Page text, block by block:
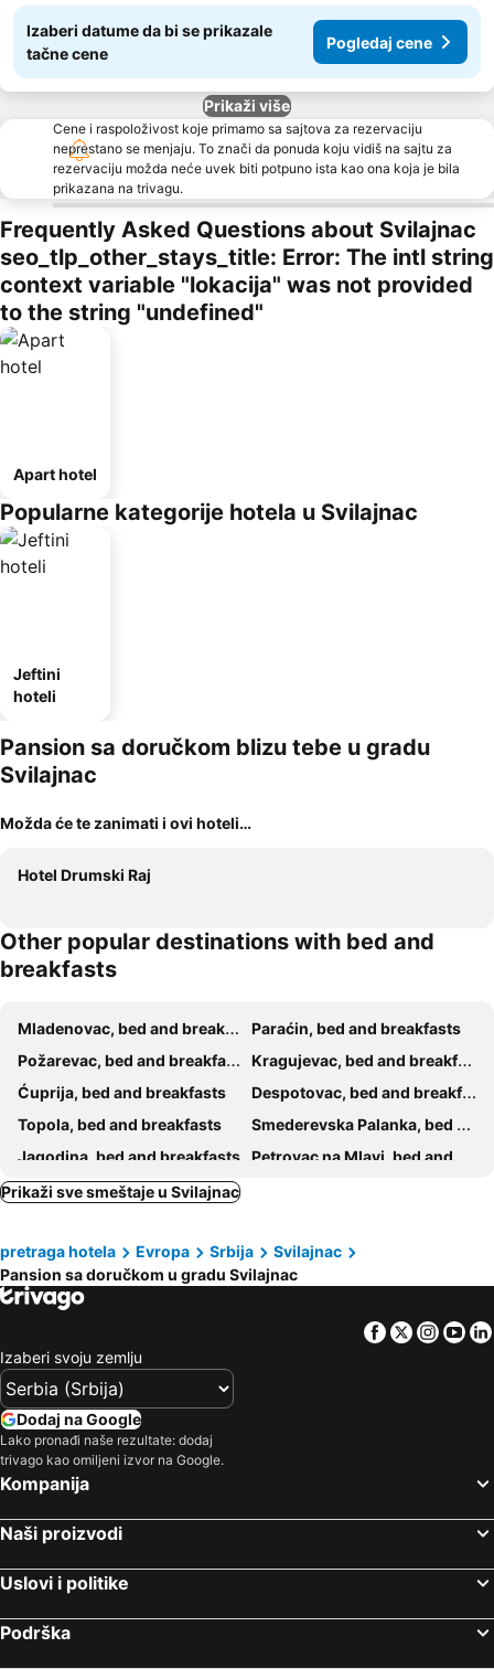
Izaberi datume da bi se prikazale
tačne cene
Pogledaj cene
Prikaži više
Cene i raspoloživost koje primamo sa sajtova za rezervaciju
neprestano se menjaju. To znači da ponuda koju vidiš na sajtu za
rezervaciju možda neće uvek biti potpuno ista kao ona koja je bila
prikazana na trivagu.
Frequently Asked Questions about Svilajnac
seo_tlp_other_stays_title: Error: The intl string
context variable "lokacija" was not provided
to the string "undefined"
Apart hotel
Popularne kategorije hotela u Svilajnac
Jeftini
hoteli
Pansion sa doručkom blizu tebe u gradu
Svilajnac
Možda će te zanimati i ovi hoteli…
Hotel Drumski Raj
Other popular destinations with bed and
breakfasts
Mladenovac, bed and breakfasts
Paraćin, bed and breakfasts
Požarevac, bed and breakfasts
Kragujevac, bed and breakfasts
Ćuprija, bed and breakfasts
Despotovac, bed and breakfasts
Topola, bed and breakfasts
Smederevska Palanka, bed and breakfasts
Jagodina, bed and breakfasts Petrovac na Mlavi, bed and breakfasts
Žagubica, bed and breakfasts
Prikaži sve smeštaje u Svilajnac
pretraga hotela Evropa Srbija
Svilajnac
Pansion sa doručkom u gradu Svilajnac
Facebook
Twitter
Izaberi svoju zemlju
Dodaj na Google
Lako pronađi naše rezultate: dodaj
trivago kao omiljeni izvor na Google.
Kompanija
Naši proizvodi
Uslovi i politike
Podrška